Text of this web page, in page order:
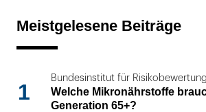
Meistgelesene Beiträge
1
Bundesinstitut für
Welche Mikronährstoffe
Generation 65+?